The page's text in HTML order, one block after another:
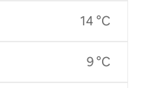
14 °C
9 °C